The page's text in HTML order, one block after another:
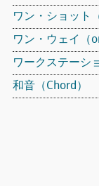
ワン・ショット
ワン・ウェイ（
ワークステーシ
和音（Chord）